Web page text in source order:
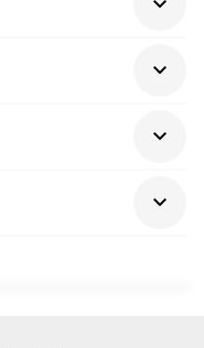
Education Kurse
User konzipiert und